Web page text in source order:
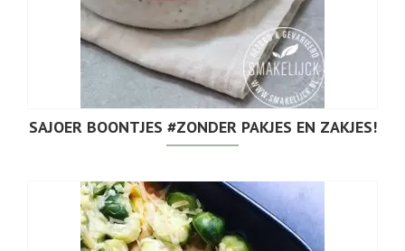
SAJOER BOONTJES #ZONDER PAKJES EN ZAKJES!